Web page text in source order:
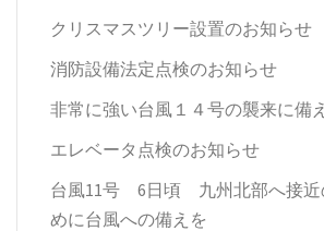
クリスマスツリー設置のお知らせ
消防設備法定点検のお知らせ
非常に強い台風１４号の襲来に備
エレベータ点検のお知らせ
台風11号 6日頃 九州北部へ接
めに台風への備えを